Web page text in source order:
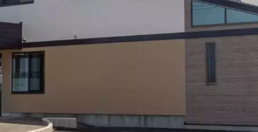
発熱・風邪
腹痛